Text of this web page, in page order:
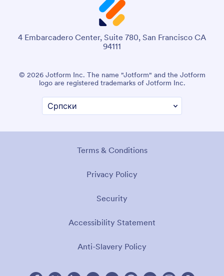
4 Embarcadero Center, Suite 780, San Francisco CA
94111
© 2026 Jotform Inc. The name "Jotform" and the Jotform
logo are registered trademarks of Jotform Inc.
Terms & Conditions
Privacy Policy
Security
Accessibility Statement
Anti-Slavery Policy